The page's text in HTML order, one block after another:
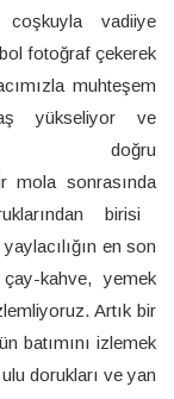
vadiiye
fotoğraf çekerek
muhteşem
yükseliyor ve
doğru
mola sonrasında
birisi
en son
çay-kahve, yemek
Artık bir
batımını izlemek
dorukları ve yan